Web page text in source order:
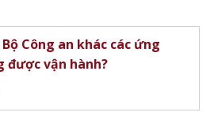
Bộ Công an khác các ứng
được vận hành?